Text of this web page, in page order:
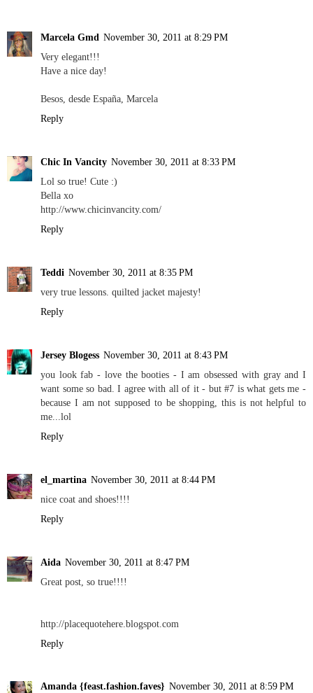
Marcela Gmd November 30, 2011 at 8:29 PM
Very elegant!!!
Have a nice day!
Besos, desde España, Marcela
Reply
Chic In Vancity November 30, 2011 at 8:33 PM
Lol so true! Cute :)
Bella xo
http://www.chicinvancity.com/
Reply
Teddi November 30, 2011 at 8:35 PM
very true lessons. quilted jacket majesty!
Reply
Jersey Blogess November 30, 2011 at 8:43 PM
you look fab - love the booties - I am obsessed with gray and I
want some so bad. I agree with all of it - but #7 is what gets me -
because I am not supposed to be shopping, this is not helpful to
me...lol
Reply
el_martina November 30, 2011 at 8:44 PM
nice coat and shoes!!!!
Reply
Aida November 30, 2011 at 8:47 PM
Great post, so true!!!!
http://placequotehere.blogspot.com
Reply
Amanda {feast.fashion.faves} November 30, 2011 at 8:59 PM